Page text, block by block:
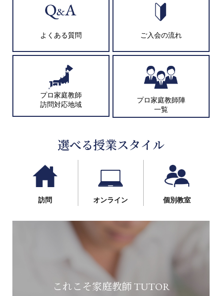
よくある質問 ご入会の流れ
プロ家庭教師
訪問対応地域
プロ家庭教師陣
一覧
選べる授業スタイル
訪問 オンライン 個別教室
これこそ家庭教師 TUTOR